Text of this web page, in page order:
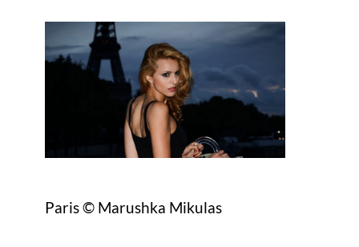
Paris © Marushka Mikulas